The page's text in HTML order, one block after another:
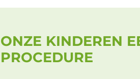
ONZE KINDEREN
PROCEDURE